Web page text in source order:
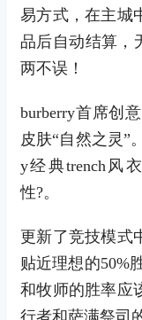
易方式，在主城
品后自动结算，
两不误！
burberry首席创
皮肤“自然之灵”
y经典trench风
性?。
更新了竞技模式
贴近理想的50%
和牧师的胜率应
行者和萨满祭司